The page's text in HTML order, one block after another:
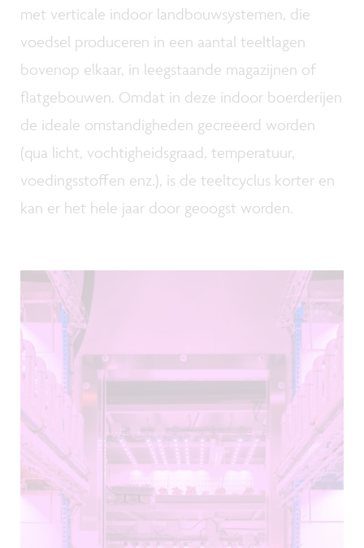
met verticale indoor landbouwsystemen, die
voedsel produceren in een aantal teeltlagen
bovenop elkaar, in leegstaande magazijnen of
flatgebouwen. Omdat in deze indoor boerderijen
de ideale omstandigheden gecreëerd worden
(qua licht, vochtigheidsgraad, temperatuur,
voedingsstoffen enz.), is de teeltcyclus korter en
kan er het hele jaar door geoogst worden.